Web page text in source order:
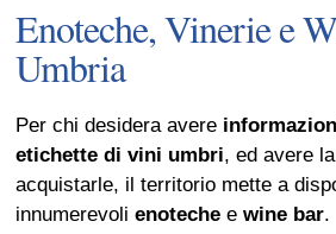
Enoteche, Vinerie e
Umbria
Per chi desidera avere
etichette di vini umbri, ed avere
acquistarle, il territorio mette a
innumerevolienoteche ewine bar.